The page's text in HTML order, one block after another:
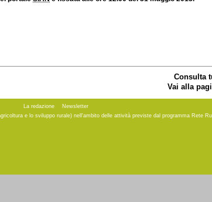
Consulta
Vai alla
La redazione
Newsletter
e lo sviluppo rurale) nell'ambito delle attività previste dal programma Rete